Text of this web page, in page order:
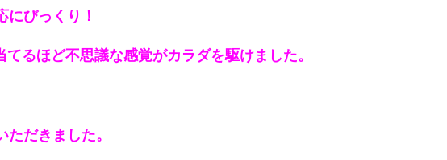
にびっくり！
てるほど不思議な感覚がカラダを駆けました。
ただきました。